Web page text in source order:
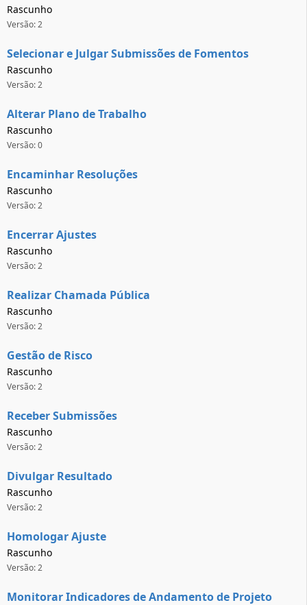
Rascunho
Versão: 2
Selecionar e Julgar Submissões de Fomentos
Rascunho
Versão: 2
Alterar Plano de Trabalho
Rascunho
Versão: 0
Encaminhar Resoluções
Rascunho
Versão: 2
Encerrar Ajustes
Rascunho
Versão: 2
Realizar Chamada Pública
Rascunho
Versão: 2
Gestão de Risco
Rascunho
Versão: 2
Receber Submissões
Rascunho
Versão: 2
Divulgar Resultado
Rascunho
Versão: 2
Homologar Ajuste
Rascunho
Versão: 2
Monitorar Indicadores de Andamento de Projeto